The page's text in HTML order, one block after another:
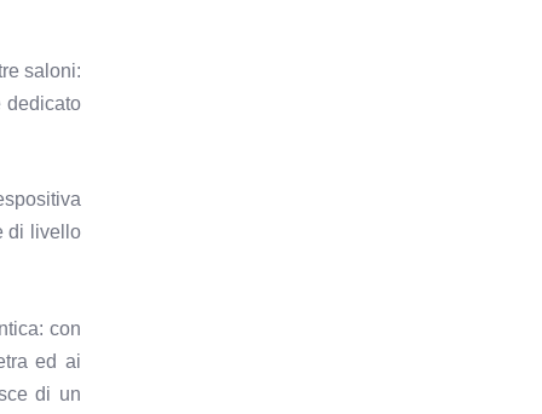
saloni:
dedicato
di livello
con
ed ai
di un